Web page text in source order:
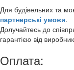
Для будівельних та
партнерські умови.
Долучайтесь до
гарантією від
Оплата: